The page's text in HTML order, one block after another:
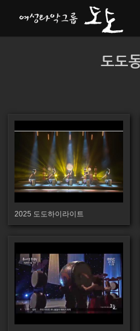
도도
2025 도도하이라이트
Sketchbook5,
Sketchbook5,
Sketchbook5,
Sketchbook5,